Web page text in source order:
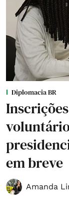
Diplomacia BR
em breve
Amanda